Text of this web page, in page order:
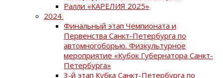
Ралли «КАРЕЛИЯ 2025»
2024
Финальный этап Чемпионата и
Первенства Санкт-Петербурга по
автомногоборью. Физкультурное
мероприятие «Кубок Губернатора Санкт-
Петербурга»
3-й этап Кубка Санкт-Петербурга по